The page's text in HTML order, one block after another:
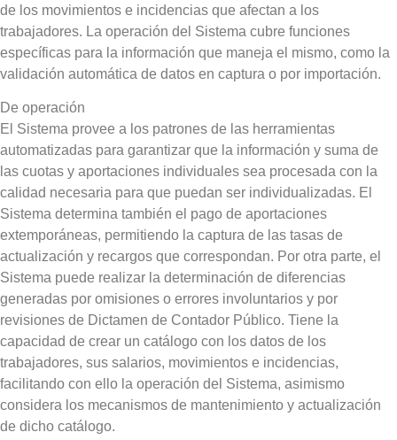
de los movimientos e incidencias que afectan a los
trabajadores. La operación del Sistema cubre funciones
específicas para la información que maneja el mismo, como la
validación automática de datos en captura o por importación.
De operación
El Sistema provee a los patrones de las herramientas
automatizadas para garantizar que la información y suma de
las cuotas y aportaciones individuales sea procesada con la
calidad necesaria para que puedan ser individualizadas. El
Sistema determina también el pago de aportaciones
extemporáneas, permitiendo la captura de las tasas de
actualización y recargos que correspondan. Por otra parte, el
Sistema puede realizar la determinación de diferencias
generadas por omisiones o errores involuntarios y por
revisiones de Dictamen de Contador Público. Tiene la
capacidad de crear un catálogo con los datos de los
trabajadores, sus salarios, movimientos e incidencias,
facilitando con ello la operación del Sistema, asimismo
considera los mecanismos de mantenimiento y actualización
de dicho catálogo.